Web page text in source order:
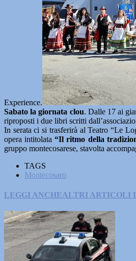
Experience.
Sabato la giornata clou. Dalle 17 ai
riproposti i due libri scritti
In serata ci si trasferirà al Teatro “Le
opera intitolata“Il ritmo della
gruppo montecosarese, stavolta
TAGS
Montecosaro
LEGGI ANCHEALTRI ARTICOLI